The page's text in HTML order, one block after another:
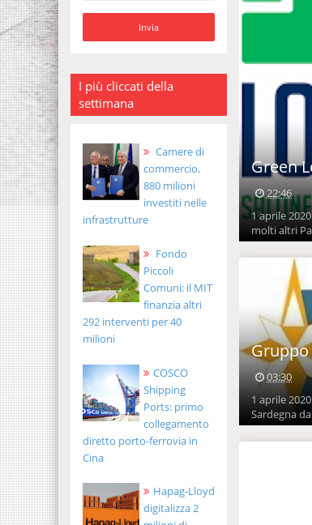
I più cliccati della
settimana
Camere di
commercio,
880 milioni
investiti nelle
infrastrutture
Fondo
Piccoli
Comuni: il MIT
finanzia altri
292 interventi per 40
milioni
COSCO
Shipping
Ports: primo
collegamento
diretto porto-ferrovia in
Cina
Hapag-Lloyd
digitalizza 2
Green
22:46
1 aprile
molti altri
03:30
1 aprile
Sardegna